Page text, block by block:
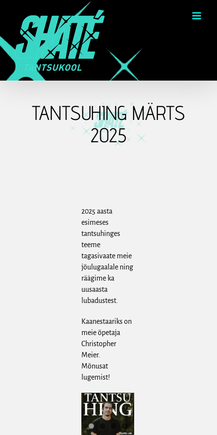
content
TANTSUHING MÄRTS
2025
2025 aasta
esimeses
tantsuhinges
teeme
tagasivaate meie
jõulugaalale ning
räägime ka
uusaasta
lubadustest.
Kaanestaariks on
meie õpetaja
Christopher
Meier.
Mõnusat
lugemist!